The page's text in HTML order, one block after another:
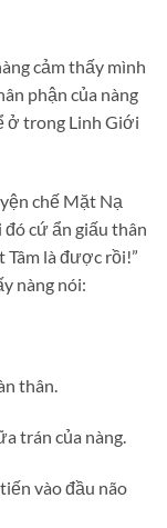
cảm thấy mình
phận của nàng
ở trong Linh Giới
chế Mặt Nạ
đó cứ ẩn giấu thân
là được rồi!”
nàng nói:
thân.
trán của nàng.
vào đầu não